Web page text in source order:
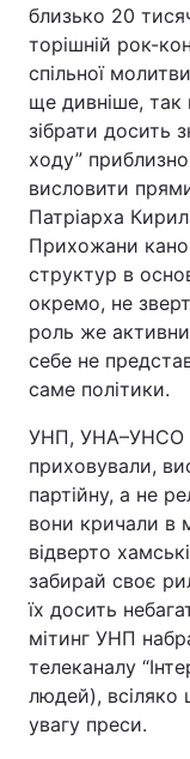
близько 20
торішній рок-
спільної
ще дивніше,
зібрати досить
ходу”
висловити
Патріарха
Прихожани
структур в
окремо, не
роль же
себе не
саме політики.
УНП, УНА–УНСО
приховували,
партійну, а не
вони кричали в
відверто
забирай своє
їх досить
мітинг УНП
телеканалу
людей), всіляко
увагу преси.